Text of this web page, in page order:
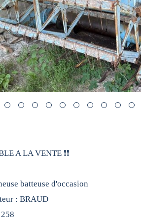
A LA VENTE ❗️❗️
batteuse d'occasion
: BRAUD